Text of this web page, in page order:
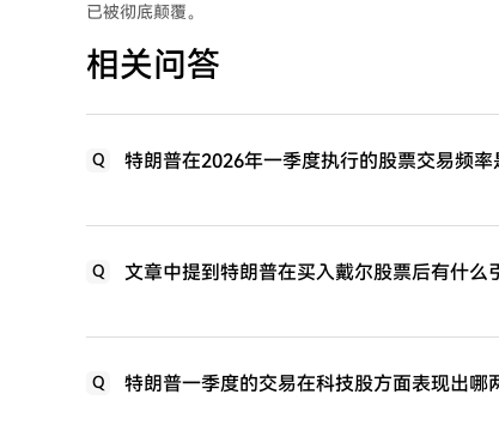
已被彻底颠覆。
相关问答
Q 特朗普在2026年一季度执行的股票交易频率
Q 文章中提到特朗普在买入戴尔股票后有什么
Q 特朗普一季度的交易在科技股方面表现出哪